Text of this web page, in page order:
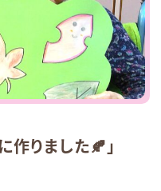
作りました🍂」